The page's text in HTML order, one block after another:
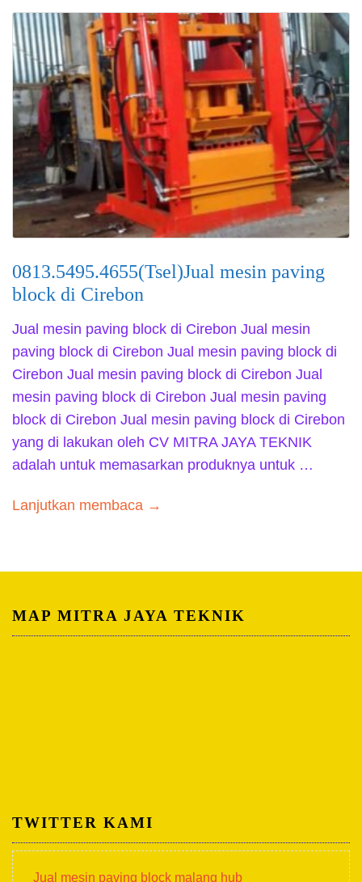
0813.5495.4655(Tsel)Jual mesin paving
block di Cirebon
Jual mesin paving block di Cirebon Jual mesin
paving block di Cirebon Jual mesin paving block di
Cirebon Jual mesin paving block di Cirebon Jual
mesin paving block di Cirebon Jual mesin paving
block di Cirebon Jual mesin paving block di Cirebon
yang di lakukan oleh CV MITRA JAYA TEKNIK
adalah untuk memasarkan produknya untuk …
Lanjutkan membaca →
MAP MITRA JAYA TEKNIK
TWITTER KAMI
Jual mesin paving block malang hub